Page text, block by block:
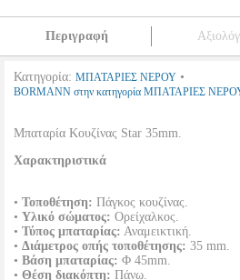
Περιγραφή
Κατηγορία: ΜΠΑΤΑΡΙΕΣ ΝΕΡΟΥ •
BORMANN στην κατηγορία ΜΠΑΤΑΡΙΕΣ
Μπαταρία Κουζίνας Star 35mm.
Χαρακτηριστικά
• Τοποθέτηση: Πάγκος κουζίνας.
• Υλικό σώματος: Ορείχαλκος.
• Τύπος μπαταρίας: Αναμεικτική.
• Διάμετρος οπής τοποθέτησης: 35 mm.
• Βάση μπαταρίας: Φ 45mm.
• Θέση διακόπτη: Πάνω.